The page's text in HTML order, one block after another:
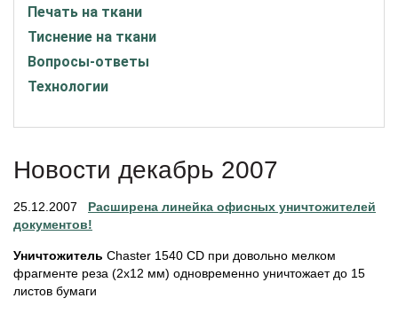
Печать на ткани
Тиснение на ткани
Вопросы-ответы
Технологии
Новости декабрь 2007
25.12.2007 Расширена линейка офисных уничтожителей
документов!
Уничтожитель Chaster 1540 CD при довольно мелком
фрагменте реза (2х12 мм) одновременно уничтожает до 15
листов бумаги